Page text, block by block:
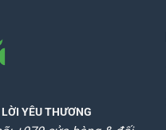
YÊU THƯƠNG